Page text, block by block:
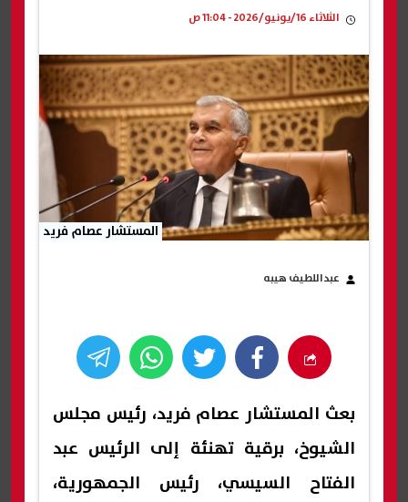
الثلاثاء 16/يونيو/2026 - 11:04 ص
المستشار عصام فريد
عبداللطيف هيبه
بعث المستشار عصام فريد، رئيس مجلس
الشيوخ، برقية تهنئة إلى الرئيس عبد
الفتاح السيسي، رئيس الجمهورية،